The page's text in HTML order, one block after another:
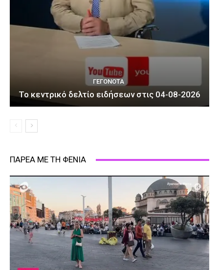
ΓΕΓΟΝΟΤΑ
Το κεντρικό δελτίο ειδήσεων στις 04-08-2026
ΠΑΡΕΑ ΜΕ ΤΗ ΦΕΝΙΑ